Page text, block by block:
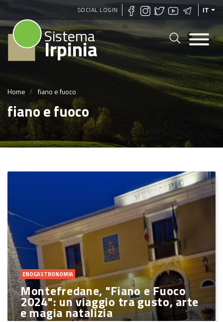
Salta
al
contenuto
principale
SOCIAL LOGIN IT
Sistema
Irpinia
Home fiano e fuoco
fiano e fuoco
ENOGASTRONOMIA
Montefredane, "Fiano e Fuoco
2024": un viaggio tra gusto, arte
e magia natalizia